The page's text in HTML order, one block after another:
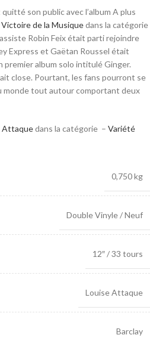
son public avec l’album A plus
Victoire de la Musiquedans la catégorie
Robin Feix était parti rejoindre
Express et Gaëtan Roussel était
premier album solo intitulé Ginger.
close. Pourtant, les fans pourront se
monde tout autour comportant deux
Attaquedans la catégorie – Variété
0,750 kg
Double Vinyle / Neuf
12″ / 33 tours
Louise Attaque
Barclay